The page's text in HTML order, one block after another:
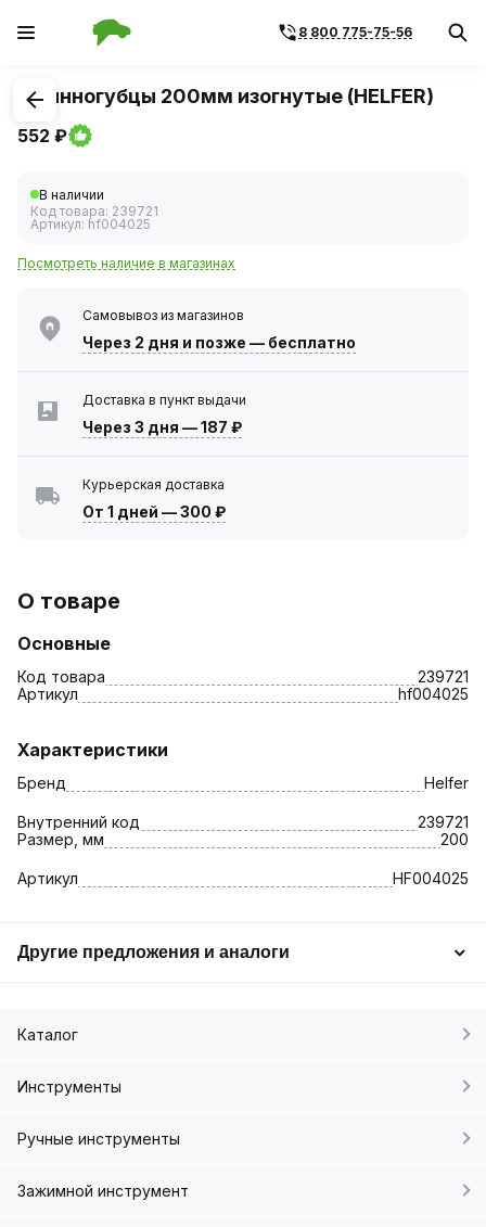
8 800 775-75-56
1/1
Длинногубцы 200мм изогнутые (HELFER)
552 ₽
В наличии
Код товара: 239721
Артикул: hf004025
Посмотреть наличие в магазинах
Самовывоз из магазинов
Через 2 дня и позже — бесплатно
Доставка в пункт выдачи
Через 3 дня —187 ₽
Курьерская доставка
От 1 дней —300 ₽
О товаре
Основные
Код товара
239721
Артикул
hf004025
Характеристики
Бренд Helfer
Внутренний код
239721
Размер, мм
200
Артикул HF004025
Другие предложения и аналоги
Каталог
Инструменты
Ручные инструменты
Зажимной инструмент